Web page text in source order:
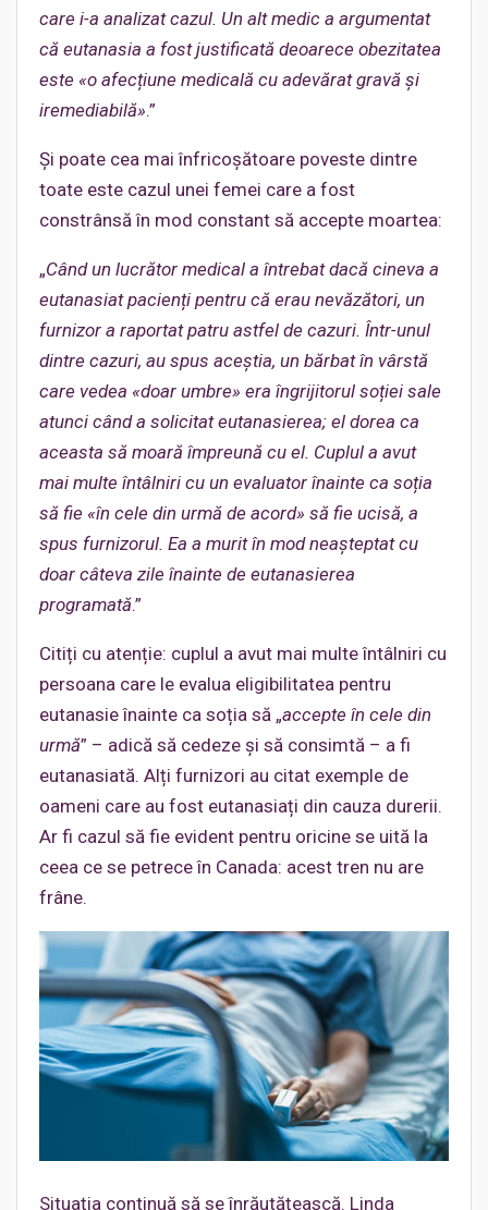
care i-a analizat cazul. Un alt medic a argumentat
că eutanasia a fost justificată deoarece obezitatea
este «o afecțiune medicală cu adevărat gravă și
iremediabilă».”
Și poate cea mai înfricoșătoare poveste dintre
toate este cazul unei femei care a fost
constrânsă în mod constant să accepte moartea:
„Când un lucrător medical a întrebat dacă cineva a
eutanasiat pacienți pentru că erau nevăzători, un
furnizor a raportat patru astfel de cazuri. Într-unul
dintre cazuri, au spus aceștia, un bărbat în vârstă
care vedea «doar umbre» era îngrijitorul soției sale
atunci când a solicitat eutanasierea; el dorea ca
aceasta să moară împreună cu el. Cuplul a avut
mai multe întâlniri cu un evaluator înainte ca soția
să fie «în cele din urmă de acord» să fie ucisă, a
spus furnizorul. Ea a murit în mod neașteptat cu
doar câteva zile înainte de eutanasierea
programată.”
Citiți cu atenție: cuplul a avut mai multe întâlniri cu
persoana care le evalua eligibilitatea pentru
eutanasie înainte ca soția să „accepte în cele din
urmă” – adică să cedeze și să consimtă – a fi
eutanasiată. Alți furnizori au citat exemple de
oameni care au fost eutanasiați din cauza durerii.
Ar fi cazul să fie evident pentru oricine se uită la
ceea ce se petrece în Canada: acest tren nu are
frâne.
Situația continuă să se înrăutățească. Linda